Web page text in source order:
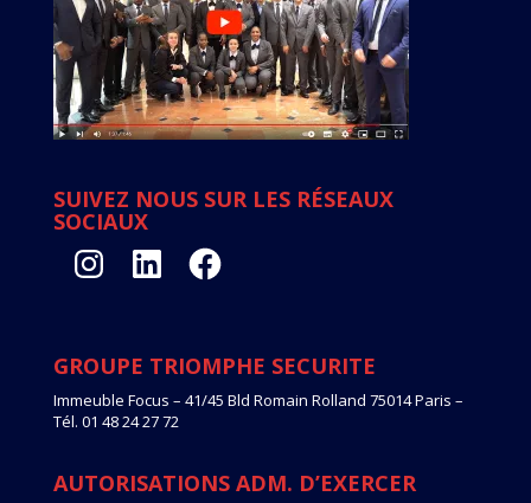
SUIVEZ NOUS SUR LES RÉSEAUX
SOCIAUX
InstagramLinkedIn Facebook
GROUPE TRIOMPHE SECURITE
Immeuble Focus – 41/45 Bld Romain Rolland 75014 Paris –
Tél. 01 48 24 27 72
AUTORISATIONS ADM. D’EXERCER